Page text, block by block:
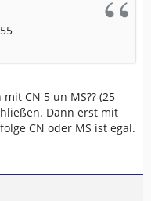
CN 5 un MS?? (25
Dann erst mit
CN oder MS ist egal.